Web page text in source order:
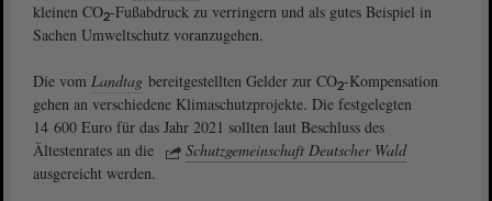
kleinen CO2-Fußabdruck zu verringern und als gutes Beispiel in
Sachen Umweltschutz voranzugehen.
Die vom Landtag bereitgestellten Gelder zur CO2-Kompensation
gehen an verschiedene Klimaschutzprojekte. Die festgelegten
14 600 Euro für das Jahr 2021 sollten laut Beschluss des
Ältestenrates an die
Schutzgemeinschaft Deutscher Wald
ausgereicht werden.